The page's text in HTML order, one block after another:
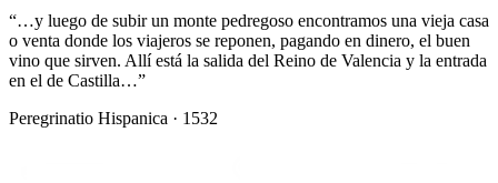
“…y luego de subir un monte pedregoso encontramos una vieja casa
o venta donde los viajeros se reponen, pagando en dinero, el buen
vino que sirven. Allí está la salida del Reino de Valencia y la entrada
en el de Castilla…”
Peregrinatio Hispanica · 1532